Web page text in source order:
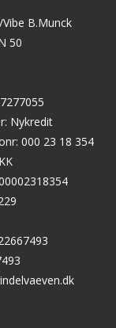
B.Munck
50
: Nykredit
000 23 18 354